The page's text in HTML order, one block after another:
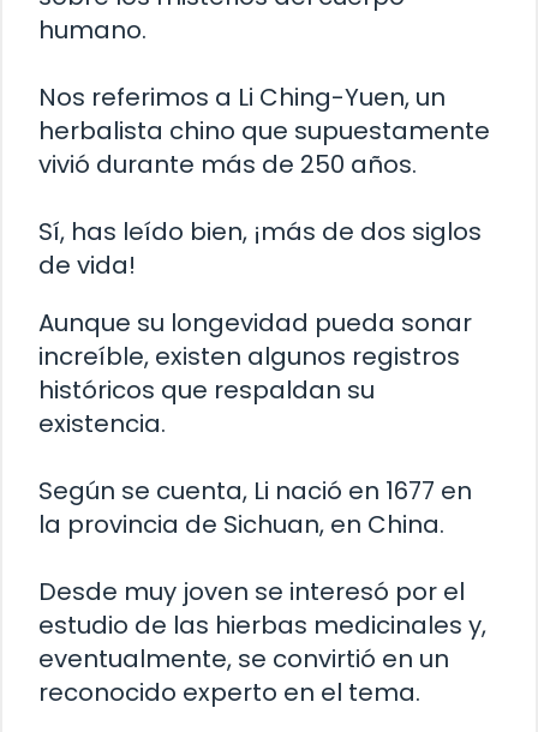
humano.
Nos referimos a Li Ching-Yuen, un
herbalista chino que supuestamente
vivió durante más de 250 años.
Sí, has leído bien, ¡más de dos siglos
de vida!
Aunque su longevidad pueda sonar
increíble, existen algunos registros
históricos que respaldan su
existencia.
Según se cuenta, Li nació en 1677 en
la provincia de Sichuan, en China.
Desde muy joven se interesó por el
estudio de las hierbas medicinales y,
eventualmente, se convirtió en un
reconocido experto en el tema.